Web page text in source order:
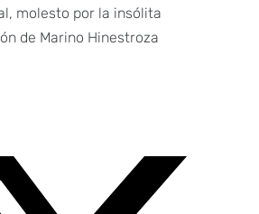
molesto por la insólita
de Marino Hinestroza